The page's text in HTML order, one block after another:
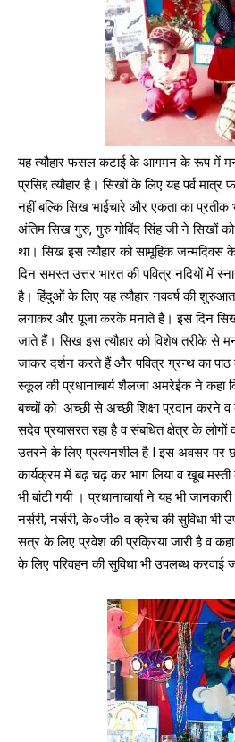
यह त्यौहार फसल कटाई के आगमन के रूप में
प्रसिद्द त्यौहार है। सिखों के लिए यह पर्व
नहीं बल्कि सिख भाईचारे और एकता का प्रतीक
अंतिम सिख गुरु, गुरु गोबिंद सिंह जी ने सिखों
था। सिख इस त्यौहार को सामूहिक जन्मदिवस
दिन समस्त उत्तर भारत की पवित्र नदियों में
है। हिंदुओं के लिए यह त्यौहार नववर्ष की
लगाकर और पूजा करके मनाते हैं। इस दिन सिख
जाते हैं। सिख इस त्यौहार को विशेष तरीके से
जाकर दर्शन करते हैं और पवित्र ग्रन्थ का
स्कूल की प्रधानाचार्य शैलजा अमरेईक ने कहा
बच्चों को अच्छी से अच्छी शिक्षा प्रदान करने व
सदेव प्रयासरत रहा है व संबधित क्षेत्र के
उतरने के लिए प्रत्यनशील है I इस अवसर पर
कार्यक्रम में बढ़ चढ़ कर भाग लिया व खूब मस्ती
भी बांटी गयी । प्रधानाचार्या ने यह भी
नर्सरी, नर्सरी, के०जी० व क्रेच की सुविधा भी
सत्र के लिए प्रवेश की प्रक्रिया जारी है व
के लिए परिवहन की सुविधा भी उपलब्ध करवाई